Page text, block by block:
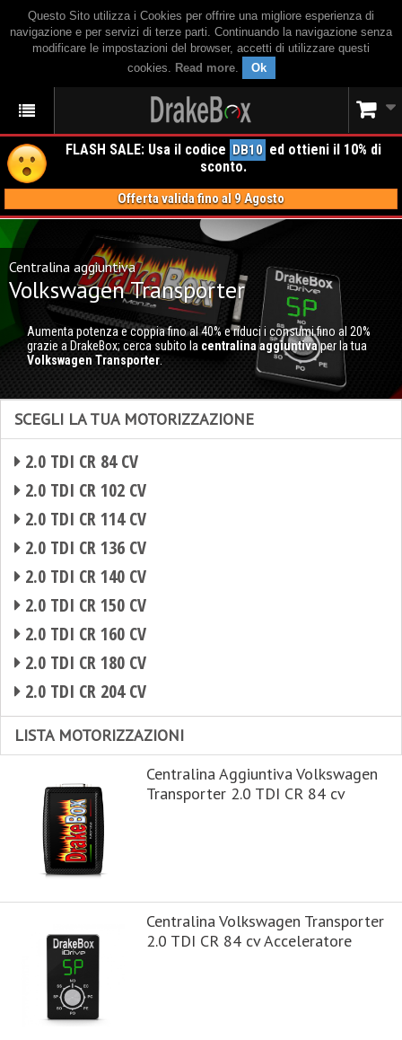
Questo Sito utilizza i Cookies per offrire una migliore esperienza di
navigazione e per servizi di terze parti. Continuando la navigazione senza
modificare le impostazioni del browser, accetti di utilizzare questi
cookies. Read more. Ok
FLASH SALE: Usa il codice DB10 ed ottieni il 10% di
sconto.
Offerta valida fino al 9 Agosto
Centralina aggiuntiva
Volkswagen Transporter
Aumenta potenza e coppia fino al 40% e riduci i consumi fino al 20%
grazie a DrakeBox; cerca subito la centralina aggiuntivaper la tua
Volkswagen Transporter
SCEGLI LA TUA MOTORIZZAZIONE
2.0 TDI CR 84 CV
2.0 TDI CR 102 CV
2.0 TDI CR 114 CV
2.0 TDI CR 136 CV
2.0 TDI CR 140 CV
2.0 TDI CR 150 CV
2.0 TDI CR 160 CV
2.0 TDI CR 180 CV
2.0 TDI CR 204 CV
LISTA MOTORIZZAZIONI
Centralina Aggiuntiva Volkswagen
Transporter 2.0 TDI CR 84 cv
Centralina Volkswagen Transporter
2.0 TDI CR 84 cv Acceleratore